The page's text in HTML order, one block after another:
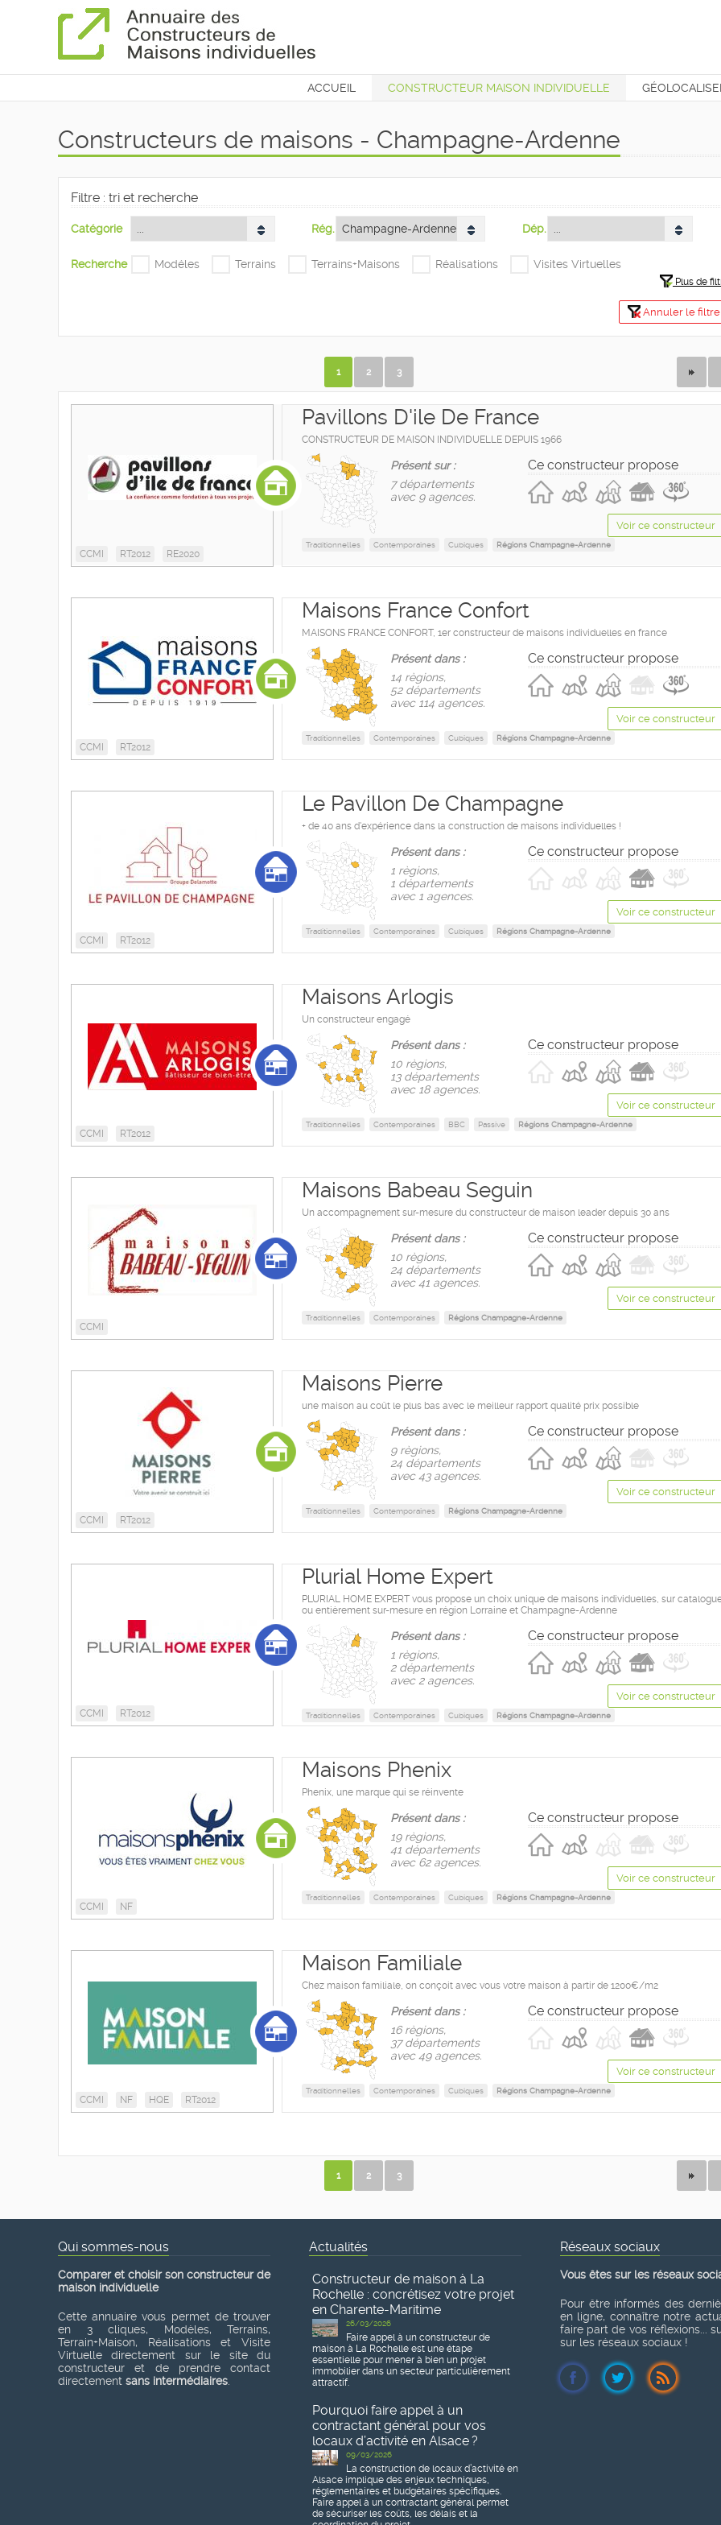
ACCUEIL CONSTRUCTEUR MAISON INDIVIDUELLE
Constructeurs de maisons - Champagne-Ardenne
Filtre : tri et recherche
Catégorie Rég. Dép.
Recherche Modéles Terrains Terrains+Maisons Réalisations Visites Virtuelles
Plus de
Annuler le filtre
1 2 3
CCMI RT2012 RE2020
Pavillons D'ile De France
CONSTRUCTEUR DE MAISON INDIVIDUELLE DEPUIS 1966
Présent sur :
7 départements
avec 9 agences.
Ce constructeur propose
Voir ce constructeur
Traditionnelles Contemporaines Cubiques Régions Champagne-Ardenne
CCMI RT2012
Maisons France Confort
MAISONS FRANCE CONFORT, 1er constructeur de maisons individuelles en france
Présent dans :
14 règions,
52 départements
avec 114 agences.
Ce constructeur propose
Voir ce constructeur
Traditionnelles Contemporaines Cubiques Régions Champagne-Ardenne
CCMI RT2012
Le Pavillon De Champagne
+ de 40 ans d'expérience dans la construction de maisons individuelles !
Présent dans :
1 règions,
1 départements
avec 1 agences.
Ce constructeur propose
Voir ce constructeur
Traditionnelles Contemporaines Cubiques Régions Champagne-Ardenne
CCMI RT2012
Maisons Arlogis
Un constructeur engagé
Présent dans :
10 règions,
13 départements
avec 18 agences.
Ce constructeur propose
Voir ce constructeur
Traditionnelles Contemporaines BBC Passive Régions Champagne-Ardenne
CCMI
Maisons Babeau Seguin
Un accompagnement sur-mesure du constructeur de maison leader depuis 30 ans
Présent dans :
10 règions,
24 départements
avec 41 agences.
Ce constructeur propose
Voir ce constructeur
Traditionnelles Contemporaines Régions Champagne-Ardenne
CCMI RT2012
Maisons Pierre
une maison au coût le plus bas avec le meilleur rapport qualité prix possible
Présent dans :
9 règions,
24 départements
avec 43 agences.
Ce constructeur propose
Voir ce constructeur
Traditionnelles Contemporaines Régions Champagne-Ardenne
CCMI RT2012
Plurial Home Expert
PLURIAL HOME EXPERT vous propose un choix unique de maisons individuelles, sur
ou entièrement sur-mesure en région Lorraine et Champagne-Ardenne
Présent dans :
1 règions,
2 départements
avec 2 agences.
Ce constructeur propose
Voir ce constructeur
Traditionnelles Contemporaines Cubiques Régions Champagne-Ardenne
CCMI NF
Maisons Phenix
Phenix, une marque qui se réinvente
Présent dans :
19 règions,
41 départements
avec 62 agences.
Ce constructeur propose
Voir ce constructeur
Traditionnelles Contemporaines Cubiques Régions Champagne-Ardenne
CCMI NF HQE RT2012
Maison Familiale
Chez maison familiale, on conçoit avec vous votre maison à partir de 1200€/m2
Présent dans :
16 règions,
37 départements
avec 49 agences.
Ce constructeur propose
Voir ce constructeur
Traditionnelles Contemporaines Cubiques Régions Champagne-Ardenne
1 2 3
Qui sommes-nous
Comparer et choisir son constructeur de
maison individuelle
Cette annuaire vous permet de trouver
en 3 cliques, Modèles, Terrains,
Terrain+Maison, Réalisations et Visite
Virtuelle directement sur le site du
constructeur et de prendre contact
directement sans intermédiaires
Actualités
Constructeur de maison à La
Rochelle : concrétisez votre projet
en Charente-Maritime
26/03/2026
Faire appel à un constructeur de
maison à La Rochelle est une étape
essentielle pour mener à bien un projet
immobilier dans un secteur particulièrement
attractif.
Pourquoi faire appel à un
contractant général pour vos
locaux d’activité en Alsace ?
09/03/2026
La construction de locaux d’activité en
Alsace implique des enjeux techniques,
réglementaires et budgétaires spécifiques.
Faire appel à un contractant général permet
de sécuriser les coûts, les délais et la
Réseaux sociaux
Vous êtes sur les réseaux
Pour être informés des
en ligne, connaître notre
faire part de vos réflexions...
sur les réseaux sociaux !